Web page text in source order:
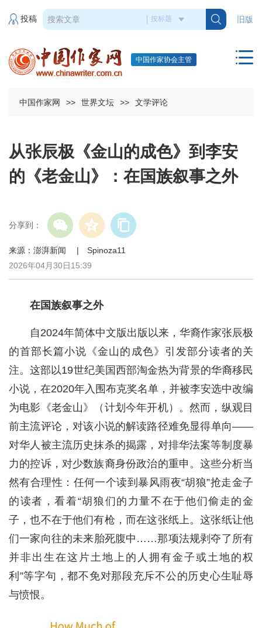
旧版
投稿
中国作家协会主管
中国作家网 >> 世界文坛 >> 文学评论
从张辰极《金山的成色》到李安
的《老金山》：在国族叙事之外
分享到：
来源：澎湃新闻 | Spinoza11
2026年04月30日15:39
在国族叙事之外
自2024年简体中文版出版以来，华裔作家张辰极
的首部长篇小说《金山的成色》引发部分读者的关
注。这部以19世纪美国西部淘金热为背景的华裔移民
小说，在2020年入围布克奖名单，并被李安选中改编
为电影《老金山》（计划今年开机）。然而，纵观目
前主流评论，对该小说的解读路径难免显得单向——
对华人被主流历史抹杀的揭露，对排华法案等制度暴
力的控诉，对少数族裔身份政治的重申。这些分析当
然有合理性：任何一个读到暴风雨夜“胡狼”抢走金子
的读者，看着“胡狼们的力量不在于他们偷走的金
子，也不在于他们有枪，而在这张纸上。这张纸让他
们一家向往的未来胎死腹中……那项法规剥夺了所有
并非出生在这片土地上的人拥有金子或土地的权
利”等字句，都不免对那段充斥不公的历史心生耻辱
与愤恨。